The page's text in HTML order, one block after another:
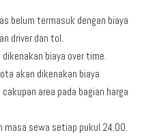
belum termasuk dengan biaya
driver dan tol.
biaya over time.
akan dikenakan biaya
area pada bagian harga
sewa setiap pukul 24.00.